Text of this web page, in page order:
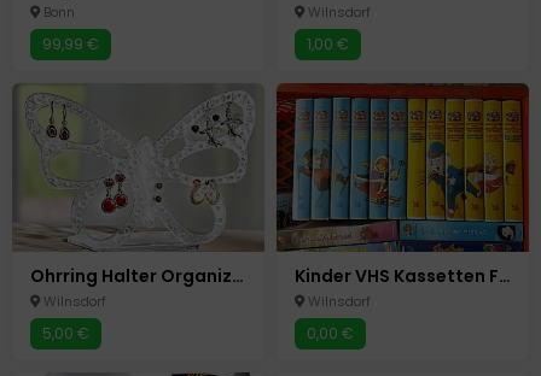
Bonn
99,99 €
Wilnsdorf
1,00 €
Ohrring Halter Organizer Ständer für bis zu 60 Ohrringe Neu Schmetterling Acryl
Wilnsdorf
5,00 €
Kinder VHS Kassetten Filme Videos Bibi Lauras Stern
Wilnsdorf
0,00 €